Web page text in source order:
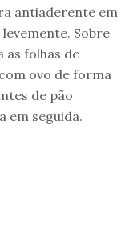
antiaderente em
Sobre
as folhas de
ovo de forma
de pão
em seguida.